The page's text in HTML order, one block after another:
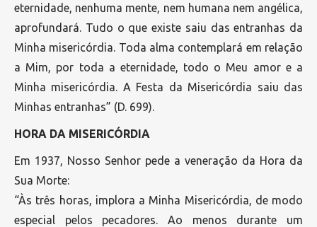
eternidade, nenhuma mente, nem humana nem angélica,
aprofundará. Tudo o que existe saiu das entranhas da
Minha misericórdia. Toda alma contemplará em relação
a Mim, por toda a eternidade, todo o Meu amor e a
Minha misericórdia. A Festa da Misericórdia saiu das
Minhas entranhas” (D. 699).
HORA DA MISERICÓRDIA
Em 1937, Nosso Senhor pede a veneração da Hora da
Sua Morte:
“Às três horas, implora a Minha Misericórdia, de modo
especial pelos pecadores. Ao menos durante um